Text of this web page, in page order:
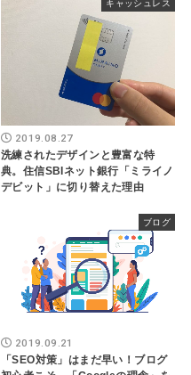
キャッシュレス
2019.08.27
洗練されたデザインと豊富な特
典。住信SBIネット銀行「ミライノ
デビット」に切り替えた理由
ブログ
2019.09.21
「SEO対策」はまだ早い！ブログ